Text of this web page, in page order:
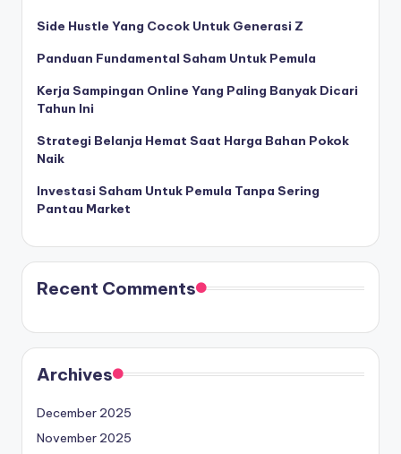
Side Hustle Yang Cocok Untuk Generasi Z
Panduan Fundamental Saham Untuk Pemula
Kerja Sampingan Online Yang Paling Banyak Dicari
Tahun Ini
Strategi Belanja Hemat Saat Harga Bahan Pokok
Naik
Investasi Saham Untuk Pemula Tanpa Sering
Pantau Market
Recent Comments
Archives
December 2025
November 2025